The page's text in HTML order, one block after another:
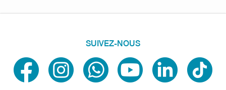
SUIVEZ-NOUS